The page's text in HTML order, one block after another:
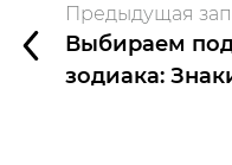
Предыдущая
Выбираем
зодиака: